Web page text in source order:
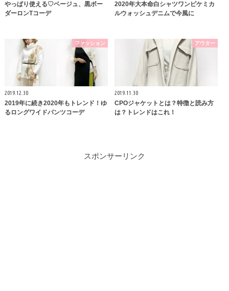
やっぱり使える♡ベージュ、黒ボー
ダーロンTコーデ
2020年大本命白シャツワンピケミカ
ルウォッシュデニムで今風に
ファッション
2019.12.30
2019年に続き2020年もトレンド！ゆ
るロングワイドパンツコーデ
アウター
2019.11.30
CPOジャケットとは？特徴と読み方
は？トレンドはこれ！
スポンサーリンク